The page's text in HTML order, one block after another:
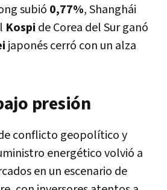
subió 0,77%, Shanghái
Kospi de Corea del Sur ganó
japonés cerró con un alza
presión
conflicto geopolítico y
energético volvió a
en un escenario de